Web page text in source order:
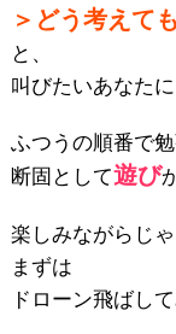
＞どう考えて
と、
叫びたいあなたに
ふつうの順番で
断固として遊び
楽しみながらじ
まずは
ドローン飛ばし